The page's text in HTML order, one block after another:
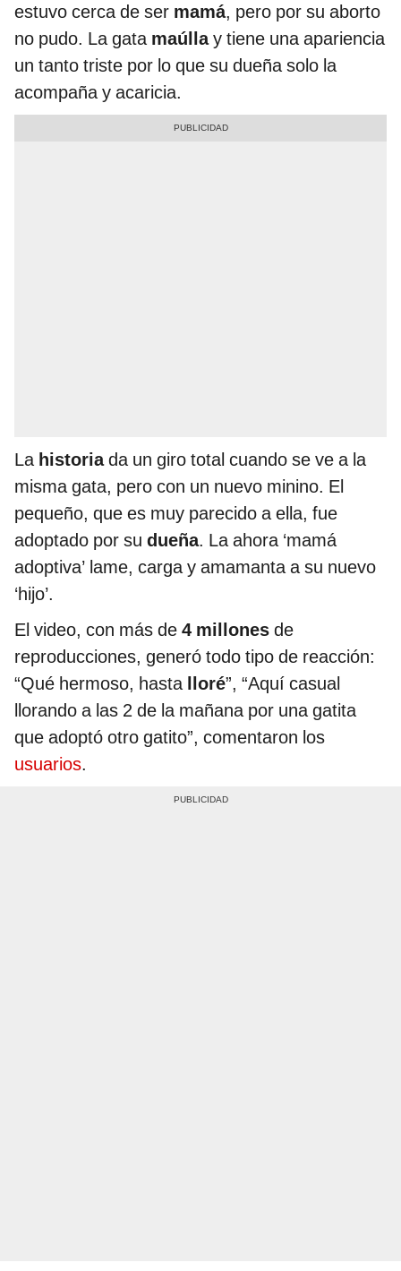
estuvo cerca de ser mamá, pero por su aborto
no pudo. La gata maúllay tiene una apariencia
un tanto triste por lo que su dueña solo la
acompaña y acaricia.
La historiada un giro total cuando se ve a la
misma gata, pero con un nuevo minino. El
pequeño, que es muy parecido a ella, fue
adoptado por su dueña. La ahora ‘mamá
adoptiva’ lame, carga y amamanta a su nuevo
‘hijo’.
El video, con más de 4 millones de
reproducciones, generó todo tipo de reacción:
“Qué hermoso, hasta lloré”, “Aquí casual
llorando a las 2 de la mañana por una gatita
que adoptó otro gatito”, comentaron los
usuarios.